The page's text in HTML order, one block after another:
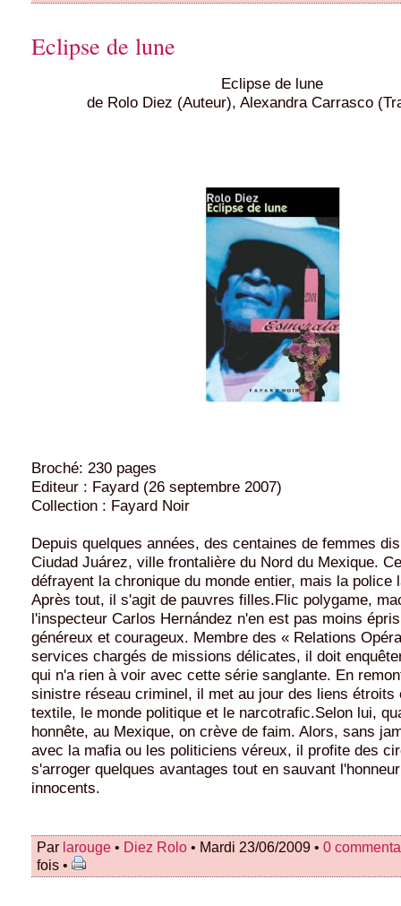
Eclipse de lune
Eclipse de lune
de Rolo Diez (Auteur), Alexandra Carrasco
Broché: 230 pages
Editeur : Fayard (26 septembre 2007)
Collection : Fayard Noir
Depuis quelques années, des centaines de femmes
Ciudad Juárez, ville frontalière du Nord du Mexique.
défrayent la chronique du monde entier, mais la police
Après tout, il s'agit de pauvres filles.Flic polygame,
l'inspecteur Carlos Hernández n'en est pas moins
généreux et courageux. Membre des « Relations
services chargés de missions délicates, il doit
qui n'a rien à voir avec cette série sanglante. En
sinistre réseau criminel, il met au jour des liens étroits
textile, le monde politique et le narcotrafic.Selon lui,
honnête, au Mexique, on crève de faim. Alors, sans
avec la mafia ou les politiciens véreux, il profite des
s'arroger quelques avantages tout en sauvant
innocents.
Par larouge • Diez Rolo • Mardi 23/06/2009 • 0
fois •